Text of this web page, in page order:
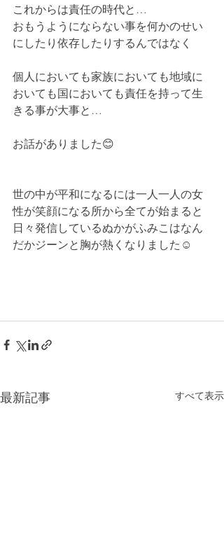
これからは責任の時代と…
おもうようにならない事を何かのせい
にしたり依存したりするんではなく
個人においても家族においても地域に
おいても国においても責任を持って生
きる事が大事と…
お話がありました😊
世の中が平和になるには一人一人の女
性が笑顔になる所から全てが始まると
日々発信しているぬかがふみこはなん
だかジーンと胸が熱くなりました☺️
最新記事 すべて表示